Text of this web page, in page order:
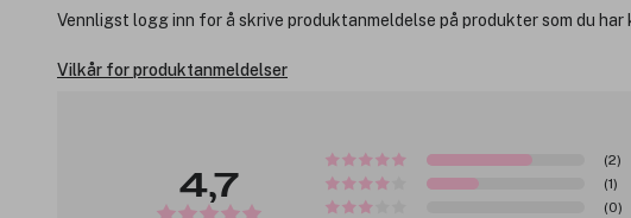
Vennligst logg inn for å skrive produktanmeldelse på produkter som du har
Vilkår for produktanmeldelser
4,7
(2)
(1)
(0)